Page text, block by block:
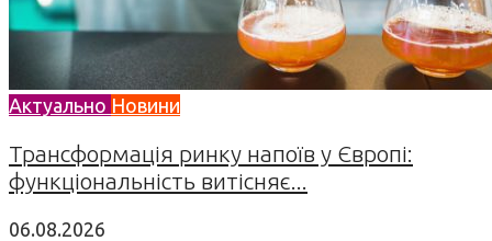
Актуально Новини
Трансформація ринку напоїв у Європі:
функціональність витісняє...
06.08.2026